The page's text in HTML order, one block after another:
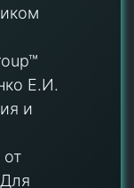
Е.И.
и
от